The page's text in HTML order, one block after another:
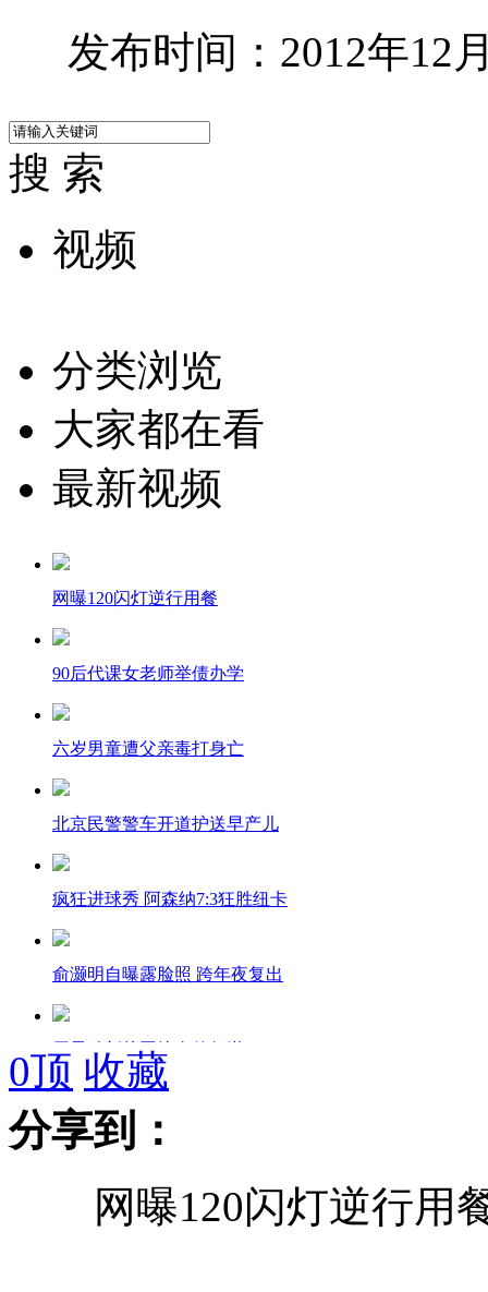
发布时间：2012年12
搜 索
视频
分类浏览
大家都在看
最新视频
网曝120闪灯逆行用餐
90后代课女老师举债办学
六岁男童遭父亲毒打身亡
北京民警警车开道护送早产儿
疯狂进球秀 阿森纳7:3狂胜纽卡
俞灏明自曝露脸照 跨年夜复出
周星驰新片恶搞全仗舒淇
实拍：李宇春莫文蔚贴身热舞
晶刚夫妇婚变传闻后携手现身
0顶 收藏
分享到：
网曝120闪灯逆行用